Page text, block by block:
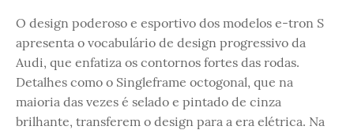
O design poderoso e esportivo dos modelos e-tron S
apresenta o vocabulário de design progressivo da
Audi, que enfatiza os contornos fortes das rodas.
Detalhes como o Singleframe octogonal, que na
maioria das vezes é selado e pintado de cinza
brilhante, transferem o design para a era elétrica. Na